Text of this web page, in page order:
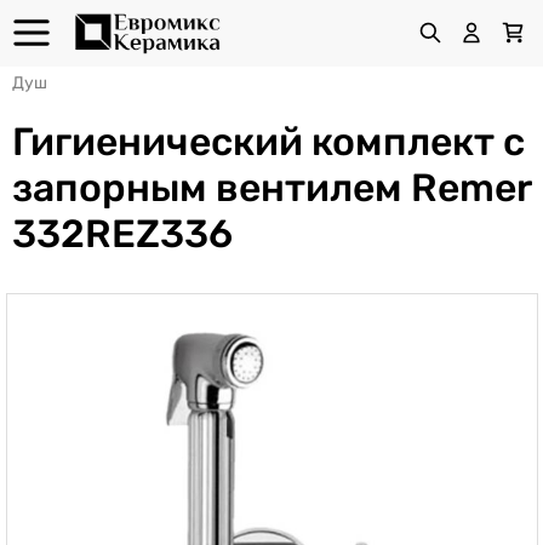
Душ
Гигиенический комплект с
запорным вентилем Remer
332REZ336